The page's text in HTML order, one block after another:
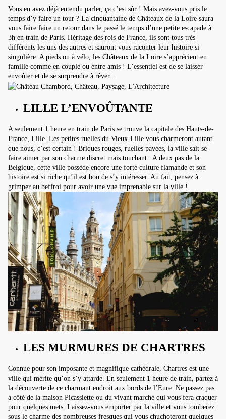
Vous en avez déjà entendu parler, ça c’est sûr ! Mais avez-vous pris le
temps d’y faire un tour ? La cinquantaine de Châteaux de la Loire saura
vous faire faire un retour dans le passé le temps d’une petite escapade à
3h en train de Paris. Héritage des rois de France, ils sont tous très
différents les uns des autres et sauront vous raconter leur histoire si
singulière. A pieds ou à vélo, les Châteaux de la Loire s’apprécient en
famille comme en couple ou entre amis ! L’essentiel est de se laisser
envoûter et de se surprendre à rêver…
LILLE L’ENVOÛTANTE
A seulement 1 heure en train de Paris se trouve la capitale des Hauts-de-
France, Lille. Les petites ruelles du Vieux-Lille vous charmeront autant
que nous, c’est certain ! Briques rouges, ruelles pavées, la ville sait se
faire aimer par son charme discret mais touchant. A deux pas de la
Belgique, cette ville possède encore une forte culture flamande et son
histoire est si riche qu’il est bon de s’y intéresser. Au fait, pensez à
grimper au beffroi pour avoir une vue imprenable sur la ville !
LES MURMURES DE CHARTRES
Connue pour son imposante et magnifique cathédrale, Chartres est une
ville qui mérite qu’on s’y attarde. En seulement 1 heure de train, partez à
la découverte de ce charmant endroit aux bords de l’Eure. Ne passez pas
à côté de la maison Picassiette ou du vivant marché qui vous fera craquer
pour quelques mets. Laissez-vous emporter par la ville et vous tomberez
sous le charme des nombreuses fresques qui vous chuchoteront quelques